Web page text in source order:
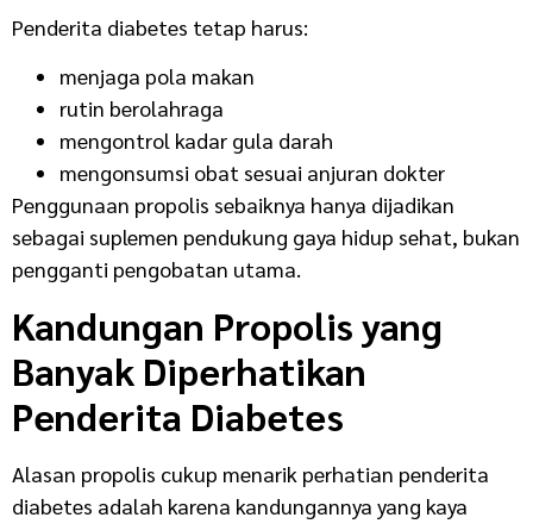
Penderita diabetes tetap harus:
menjaga pola makan
rutin berolahraga
mengontrol kadar gula darah
mengonsumsi obat sesuai anjuran dokter
Penggunaan propolis sebaiknya hanya dijadikan
sebagai suplemen pendukung gaya hidup sehat, bukan
pengganti pengobatan utama.
Kandungan Propolis yang
Banyak Diperhatikan
Penderita Diabetes
Alasan propolis cukup menarik perhatian penderita
diabetes adalah karena kandungannya yang kaya